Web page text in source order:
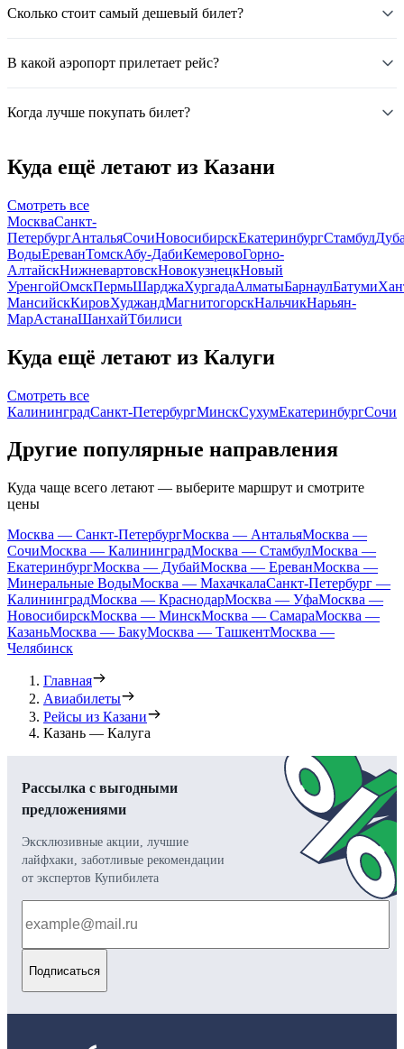
Сколько стоит самый дешевый билет?
В какой аэропорт прилетает рейс?
Когда лучше покупать билет?
Куда ещё летают из Казани
Смотреть все
МоскваСанкт-
ПетербургАнтальяСочиНовосибирскЕкатеринбургСтамбул
ВодыЕреванТомскАбу-ДабиКемеровоГорно-
АлтайскНижневартовскНовокузнецкНовый
УренгойОмскПермьШарджаХургадаАлматыБарнаулБатуми
МансийскКировХуджандМагнитогорскНальчикНарьян-
МарАстанаШанхайТбилиси
Куда ещё летают из Калуги
Смотреть все
КалининградСанкт-ПетербургМинскСухумЕкатеринбургСочи
Другие популярные направления
Куда чаще всего летают — выберите маршрут и смотрите
цены
Москва — Санкт-ПетербургМосква — АнтальяМосква —
СочиМосква — КалининградМосква — СтамбулМосква —
ЕкатеринбургМосква — ДубайМосква — ЕреванМосква —
Минеральные ВодыМосква — МахачкалаСанкт-Петербург —
КалининградМосква — КраснодарМосква — УфаМосква —
НовосибирскМосква — МинскМосква — СамараМосква —
КазаньМосква — БакуМосква — ТашкентМосква —
Челябинск
Главная
Авиабилеты
Рейсы из Казани
Казань — Калуга
Рассылка с выгодными
предложениями
Эксклюзивные акции, лучшие
лайфхаки, заботливые рекомендации
от экспертов Купибилета
Подписаться